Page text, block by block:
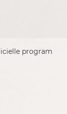
program